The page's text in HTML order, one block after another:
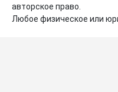
авторское право.
Любое физическое или